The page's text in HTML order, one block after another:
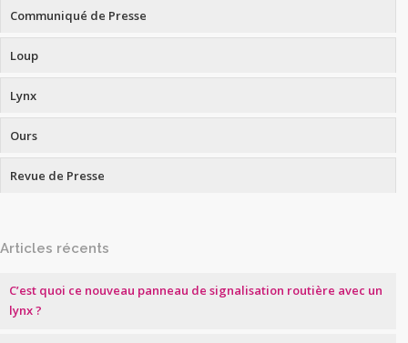
Communiqué de Presse
Loup
Lynx
Ours
Revue de Presse
Articles récents
C’est quoi ce nouveau panneau de signalisation routière avec un
lynx ?